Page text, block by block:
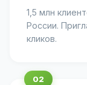
1,5 млн
России.
кликов.